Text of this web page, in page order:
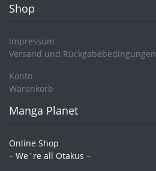
Shop
Impressum
Versand und Rückgabebedingungen
Konto
Warenkorb
Manga Planet
Online Shop
– We´re all Otakus –